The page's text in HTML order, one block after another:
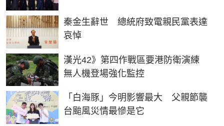
秦金生辭世 總統府致電親民黨表達
哀悼
漢光42》第四作戰區要港防衛演練
無人機登場強化監控
「白海豚」今明影響最大 父親節襲
台颱風災情最慘是它